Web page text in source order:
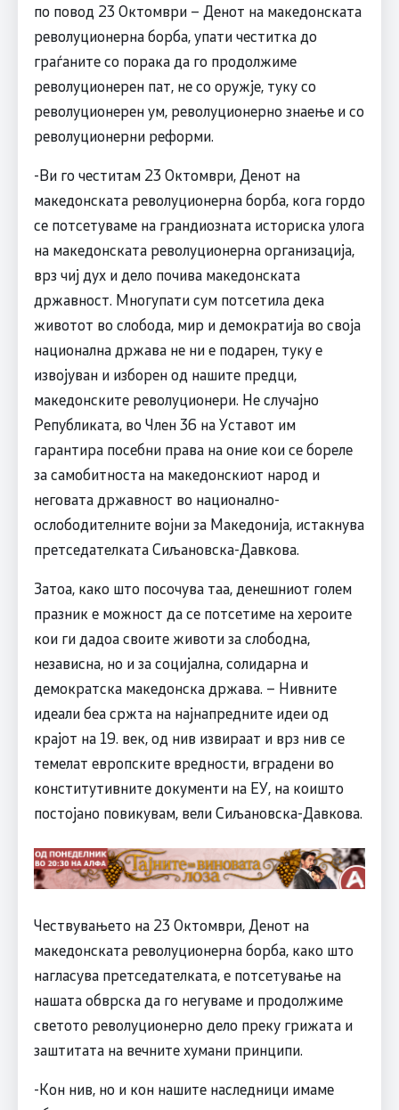
по повод 23 Октомври – Денот на македонската
револуционерна борба, упати честитка до
граѓаните со порака да го продолжиме
револуционерен пат, не со оружје, туку со
револуционерен ум, револуционерно знаење и со
револуционерни реформи.
-Ви го честитам 23 Октомври, Денот на
македонската револуционерна борба, кога гордо
се потсетуваме на грандиозната историска улога
на македонската револуционерна организација,
врз чиј дух и дело почива македонската
државност. Многупати сум потсетила дека
животот во слобода, мир и демократија во своја
национална држава не ни е подарен, туку е
извојуван и изборен од нашите предци,
македонските револуционери. Не случајно
Републиката, во Член 36 на Уставот им
гарантира посебни права на оние кои се бореле
за самобитноста на македонскиот народ и
неговата државност во национално-
ослободителните војни за Македонија, истакнува
претседателката Сиљановска-Давкова.
Затоа, како што посочува таа, денешниот голем
празник е можност да се потсетиме на хероите
кои ги дадоа своите животи за слободна,
независна, но и за социјална, солидарна и
демократска македонска држава. – Нивните
идеали беа сржта на најнапредните идеи од
крајот на 19. век, од нив извираат и врз нив се
темелат европските вредности, вградени во
конститутивните документи на ЕУ, на коишто
постојано повикувам, вели Сиљановска-Давкова.
Чествувањето на 23 Октомври, Денот на
македонската револуционерна борба, како што
нагласува претседателката, е потсетување на
нашата обврска да го негуваме и продолжиме
светото револуционерно дело преку грижата и
заштитата на вечните хумани принципи.
-Кон нив, но и кон нашите наследници имаме